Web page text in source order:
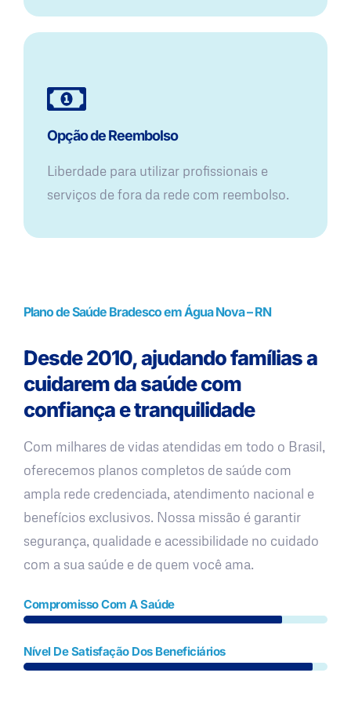
Opção de Reembolso
Liberdade para utilizar profissionais e
serviços de fora da rede com reembolso.
Plano de Saúde Bradesco em Água Nova – RN
Desde 2010, ajudando famílias a
cuidarem da saúde com
confiança e tranquilidade
Com milhares de vidas atendidas em todo o Brasil,
oferecemos planos completos de saúde com
ampla rede credenciada, atendimento nacional e
benefícios exclusivos. Nossa missão é garantir
segurança, qualidade e acessibilidade no cuidado
com a sua saúde e de quem você ama.
Compromisso Com A Saúde
Nível De Satisfação Dos Beneficiários